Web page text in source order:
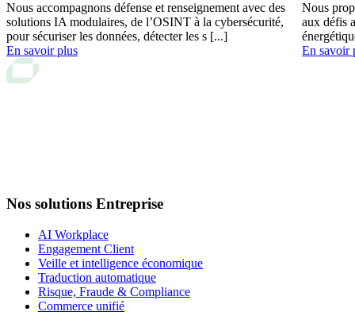
Nous accompagnons défense et renseignement avec des
solutions IA modulaires, de l’OSINT à la cybersécurité,
pour sécuriser les données, détecter les s [...]
En savoir plus
Nous
aux défis
En savoir
Nos solutions Entreprise
AI Workplace
Engagement Client
Veille et intelligence économique
Traduction automatique
Risque, Fraude & Compliance
Commerce unifié